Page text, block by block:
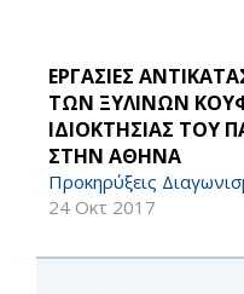
ΕΡΓΑΣΙΕΣ
ΤΩΝ ΞΥΛΙΝΩΝ
ΙΔΙΟΚΤΗΣΙΑΣ ΤΟΥ
ΣΤΗΝ ΑΘΗΝΑ
Προκηρύξεις
24 Οκτ 2017